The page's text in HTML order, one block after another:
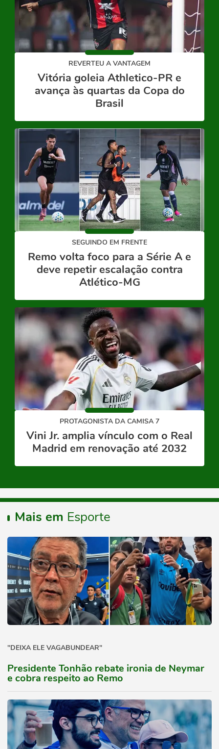
REVERTEU A VANTAGEM
Vitória goleia Athletico-PR e
avança às quartas da Copa do
Brasil
SEGUINDO EM FRENTE
Remo volta foco para a Série A e
deve repetir escalação contra
Atlético-MG
PROTAGONISTA DA CAMISA 7
Vini Jr. amplia vínculo com o Real
Madrid em renovação até 2032
Mais em Esporte
"DEIXA ELE VAGABUNDEAR"
Presidente Tonhão rebate ironia de Neymar
e cobra respeito ao Remo